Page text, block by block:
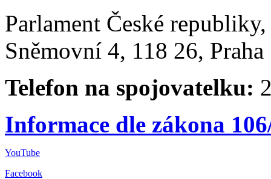
Parlament České
Sněmovní 4, 118 26,
Telefon na spojovatelku:
Informace dle zákona
YouTube
Facebook